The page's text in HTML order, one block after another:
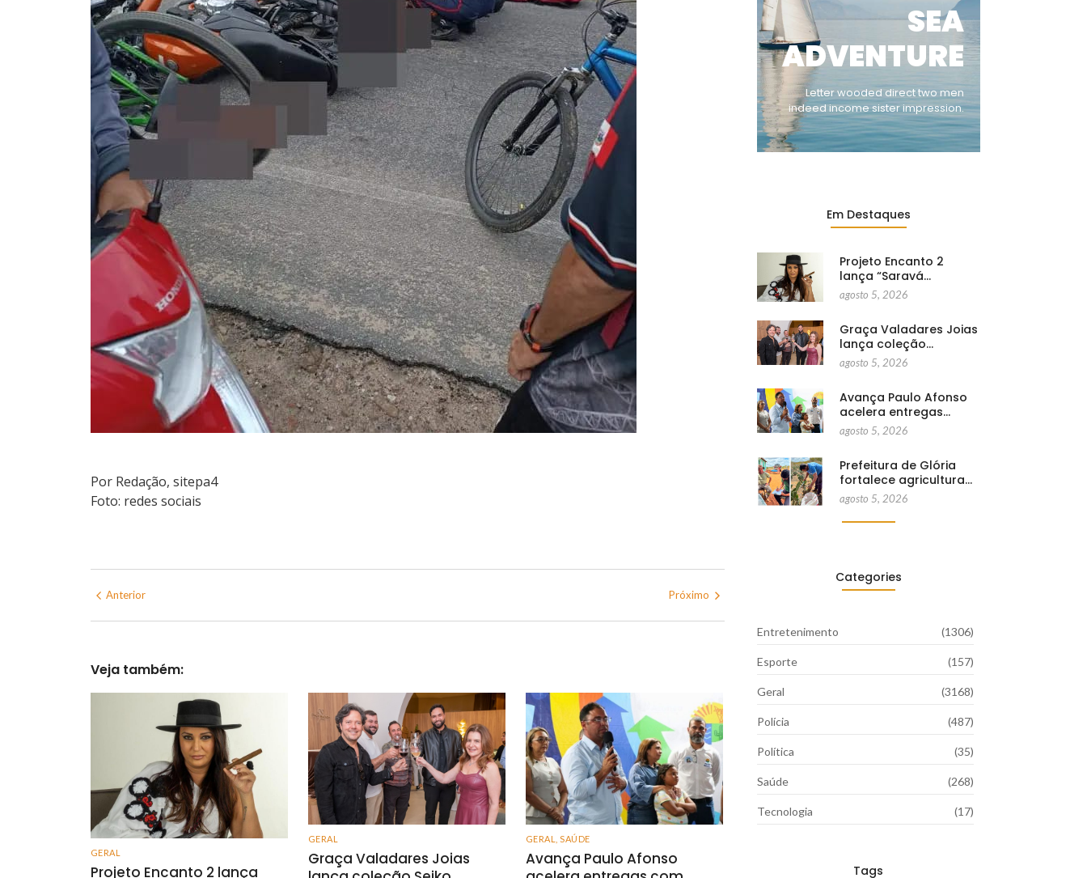
Por Redação, sitepa4
Foto: redes sociais
Anterior Próximo
Veja também:
GERAL
Projeto Encanto 2 lança
GERAL
Graça Valadares Joias
GERAL SAÚDE
Avança Paulo Afonso
SEA
ADVENTURE
Letter wooded direct two men
indeed income sister impression.
Em Destaques
Projeto Encanto 2
lança “Saravá…
agosto 5, 2026
Graça Valadares Joias
lança coleção…
agosto 5, 2026
Avança Paulo Afonso
acelera entregas…
agosto 5, 2026
Prefeitura de Glória
fortalece agricultura…
agosto 5, 2026
Categories
Entretenimento (1306)
Esporte (157)
Geral (3168)
Polícia (487)
Política (35)
Saúde (268)
Tecnologia (17)
Tags